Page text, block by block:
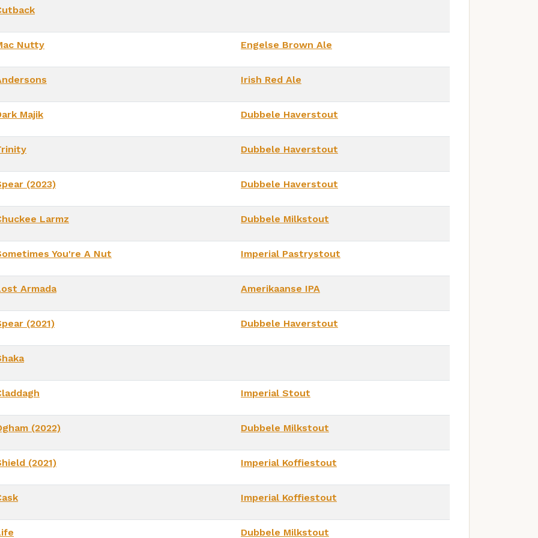
Nutty Engelse Brown Ale
Irish Red Ale
Majik Dubbele Haverstout
Dubbele Haverstout
(2023) Dubbele Haverstout
Larmz Dubbele Milkstout
You're A Nut Imperial Pastrystout
Armada Amerikaanse IPA
(2021) Dubbele Haverstout
Imperial Stout
(2022) Dubbele Milkstout
(2021) Imperial Koffiestout
Imperial Koffiestout
Dubbele Milkstout